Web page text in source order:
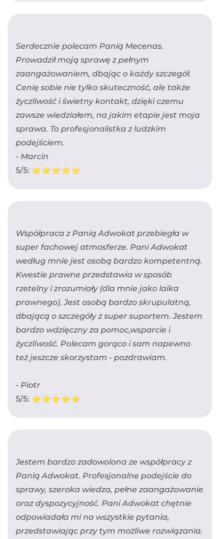
Serdecznie polecam Panią Mecenas.
Prowadził moją sprawę z pełnym
zaangażowaniem, dbając o każdy szczegół.
Cenię sobie nie tylko skuteczność, ale także
życzliwość i świetny kontakt, dzięki czemu
zawsze wiedziałem, na jakim etapie jest moja
sprawa. To profesjonalistka z ludzkim
podejściem.
- Marcin
5/5: ⭐️⭐️⭐️⭐️⭐️
Współpraca z Panią Adwokat przebiegła w
super fachowej atmosferze. Pani Adwokat
według mnie jest osobą bardzo kompetentną.
Kwestie prawne przedstawia w sposób
rzetelny i zrozumiały (dla mnie jako laika
prawnego). Jest osobą bardzo skrupulatną,
dbającą o szczegóły z super suportem. Jestem
bardzo wdzięczny za pomoc,wsparcie i
życzliwość. Polecam gorąco i sam napewno
też jeszcze skorzystam - pozdrawiam.
- Piotr
5/5: ⭐️⭐️⭐️⭐️⭐️
Jestem bardzo zadowolona ze współpracy z
Panią Adwokat. Profesjonalne podejście do
sprawy, szeroka wiedza, pełne zaangażowanie
oraz dyspozycyjność. Pani Adwokat chętnie
odpowiadała mi na wszystkie pytania,
przedstawiając przy tym możliwe rozwiązania.